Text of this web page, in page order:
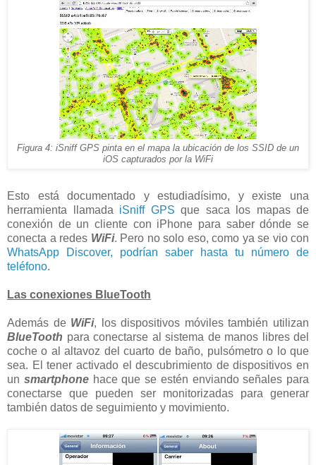
Figura 4: iSniff GPS pinta en el mapa la ubicación de los SSID de un
iOS capturados por la WiFi
Esto está documentado y estudiadísimo, y existe una
herramienta llamada iSniff GPS que saca los mapas de
conexión de un cliente con iPhone para saber dónde se
conecta a redes WiFi. Pero no solo eso, como ya se vio con
WhatsApp Discover, podrían saber hasta tu número de
teléfono.
Las conexiones BlueTooth
Además de WiFi, los dispositivos móviles también utilizan
BlueTooth para conectarse al sistema de manos libres del
coche o al altavoz del cuarto de baño, pulsómetro o lo que
sea. El tener activado el descubrimiento de dispositivos en
un smartphonehace que se estén enviando señales para
conectarse que pueden ser monitorizadas para generar
también datos de seguimiento y movimiento.